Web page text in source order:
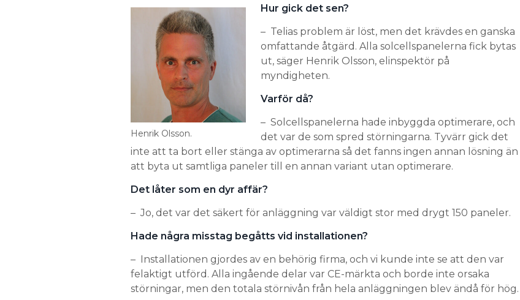
Henrik Olsson.
Hur gick det sen?
– Telias problem är löst, men det krävdes en ganska
omfattande åtgärd. Alla solcellspanelerna fick bytas
ut, säger Henrik Olsson, elinspektör på
myndigheten.
Varför då?
– Solcellspanelerna hade inbyggda optimerare, och
det var de som spred störningarna. Tyvärr gick det
inte att ta bort eller stänga av optimerarna så det fanns ingen annan lösning än
att byta ut samtliga paneler till en annan variant utan optimerare.
Det låter som en dyr affär?
– Jo, det var det säkert för anläggning var väldigt stor med drygt 150 paneler.
Hade några misstag begåtts vid installationen?
– Installationen gjordes av en behörig firma, och vi kunde inte se att den var
felaktigt utförd. Alla ingående delar var CE-märkta och borde inte orsaka
störningar, men den totala störnivån från hela anläggningen blev ändå för hög.